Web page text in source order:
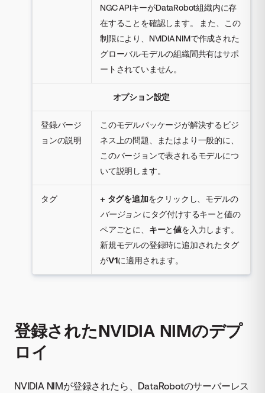
NGC APIキーがDataRobot組織内に存
在することを確認します。 また、この
制限により、NVIDIA NIMで作成された
グローバルモデルの組織間共有はサポ
ートされていません。
オプション設定
登録バージ
ョンの説明
このモデルパッケージが解決するビジ
ネス上の問題、またはより一般的に、
このバージョンで表されるモデルにつ
いて説明します。
タグ + タグを追加をクリックし、モデルの
バージョン にタグ付けするキーと値の
ペアごとに、 キーと値を入力します。
新規モデルの登録時に追加されたタグ
がV1に適用されます。
登録されたNVIDIA NIMのデプ
ロイ
NVIDIA NIMが登録されたら、DataRobotのサーバーレス